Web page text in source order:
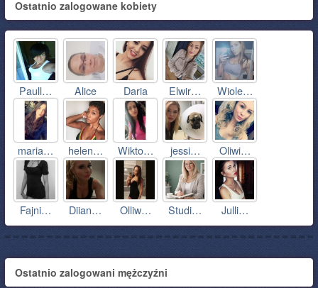
Ostatnio zalogowane kobiety
Paull… Alice Daria Elwir… Wiole…
maria… helen… Wikto… jessi… Oliwi…
Fajni… Diian… Olliw… Studi… Julli…
Ostatnio zalogowani mężczyźni